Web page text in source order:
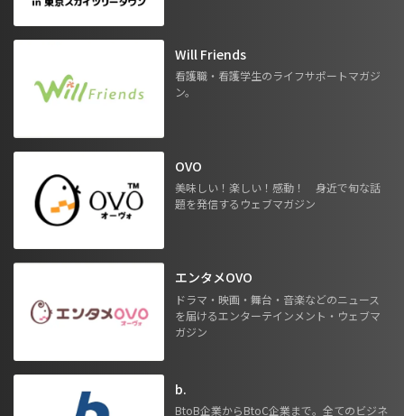
Will Friends
看護職・看護学生のライフサポートマガジ
ン。
OVO
美味しい！楽しい！感動！ 身近で旬な話
題を発信するウェブマガジン
エンタメOVO
ドラマ・映画・舞台・音楽などのニュース
を届けるエンターテインメント・ウェブマ
ガジン
b.
BtoB企業からBtoC企業まで。全てのビジネ